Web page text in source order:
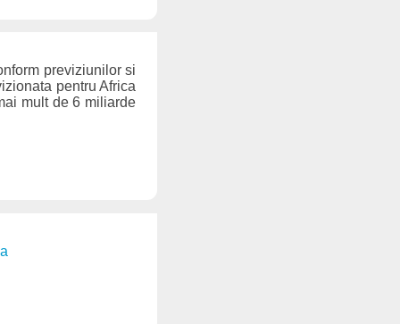
previziunilor si
pentru Africa
mult de 6 miliarde